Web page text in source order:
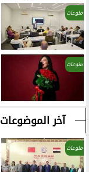
منوعات
منوعات
آخر الموضوعات
منوعات